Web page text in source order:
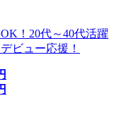
！20代～40代活躍
ビュー応援！